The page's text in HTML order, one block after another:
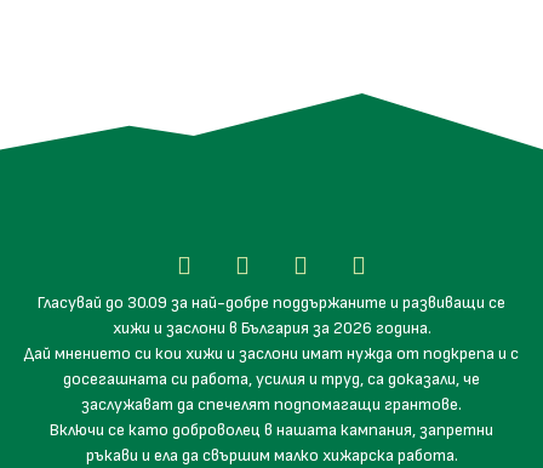
Гласувай до 30.09 за най-добре поддържаните и развиващи се
хижи и заслони в България за 2026 година.
Дай мнението си кои хижи и заслони имат нужда от подкрепа и с
досегашната си работа, усилия и труд, са доказали, че
заслужават да спечелят подпомагащи грантове.
Включи се като доброволец в нашата кампания, запретни
ръкави и ела да свършим малко хижарска работа.